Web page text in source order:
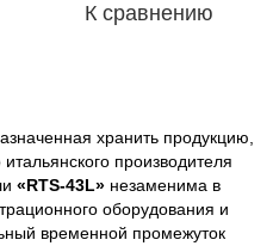
К сравнению
хранить продукцию,
производителя
«RTS-43L» незаменима в
оборудования и
временной промежуток